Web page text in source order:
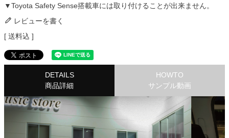
▼Toyota Safety Sense搭載車には取り付けることが出来ません。
レビューを書く
送料込
DETAILS
商品詳細
HOWTO
サンプル動画